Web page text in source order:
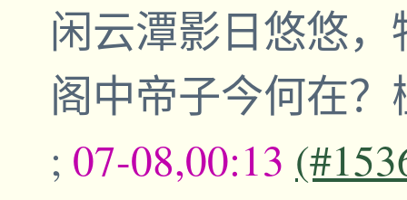
闲云潭影日悠
阁中帝子今何在
; 07-08,00:13